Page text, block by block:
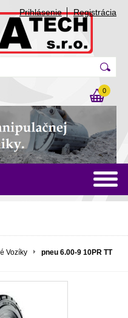
Prihlásenie Registrácia
0
Vozíky
pneu 6.00-9 10PR TT